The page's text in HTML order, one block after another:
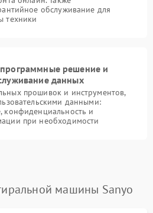
обслуживание для
техники
решение и
данных
прошивок и инструментов,
данными:
конфиденциальность и
при необходимости
машины Sanyo